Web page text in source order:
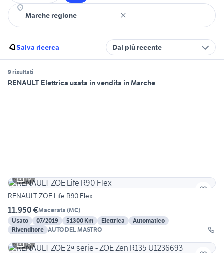
Salva ricerca Dal più recente
9 risultati
RENAULT Elettrica usata in vendita in Marche
19
RENAULT ZOE Life R90 Flex
11.950 €Macerata (MC)
Usato
07/2019 51300 Km Elettrica
Automatico
Rivenditore AUTO DEL MASTRO
15